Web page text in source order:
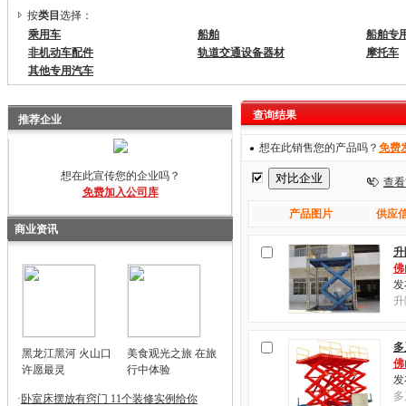
按类目 选择：
乘用车
船舶
船舶专
非机动车配件
轨道交通设备器材
摩托车
其他专用汽车
推荐企业
想在此宣传您的企业吗？
免费加入公司库
商业资讯
黑龙江黑河 火山口
许愿最灵
美食观光之旅 在旅
行中体验
·卧室床摆放有窍门 11个装修实例给你
查询结果
想在此销售您的产品吗？ 免费
查看
产品图片 供应
发
发